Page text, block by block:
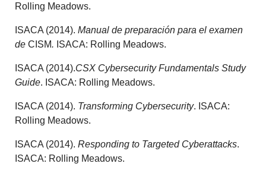
Rolling Meadows.
ISACA (2014). Manual de preparación para el examen
deCISM. ISACA: Rolling Meadows.
ISACA (2014).CSX Cybersecurity Fundamentals Study
Guide. ISACA: Rolling Meadows.
ISACA (2014). Transforming Cybersecurity. ISACA:
Rolling Meadows.
ISACA (2014).Responding to Targeted Cyberattacks.
ISACA: Rolling Meadows.